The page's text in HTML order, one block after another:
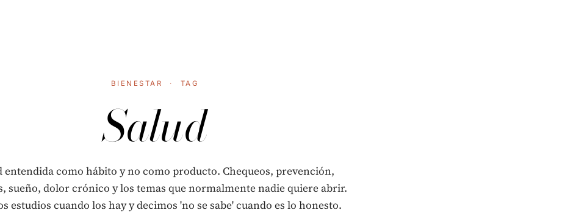
BIENESTAR · TAG
Salud
entendida como hábito y no como producto. Chequeos, prevención,
sueño, dolor crónico y los temas que normalmente nadie quiere abrir.
estudios cuando los hay y decimos 'no se sabe' cuando es lo honesto.